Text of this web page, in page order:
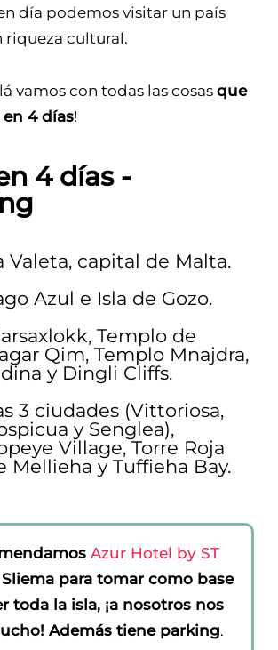
día podemos visitar un país
riqueza cultural.
vamos con todas las cosas que
4 días!
4 días -
Valeta, capital de Malta.
Azul e Isla de Gozo.
Templo de
Qim, Templo Mnajdra,
y Dingli Cliffs.
3 ciudades (Vittoriosa,
y Senglea),
Village, Torre Roja
Mellieha y Tuffieha Bay.
Azur Hotel by ST
para tomar como base
toda la isla, ¡a nosotros nos
Además tiene parking.